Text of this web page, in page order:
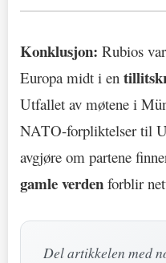
Konklusjon: Rubios
Europa midt i en
Utfallet av møtene i
NATO-forpliktelser til
avgjøre om partene
gamle verden forblir
Del artikkelen med